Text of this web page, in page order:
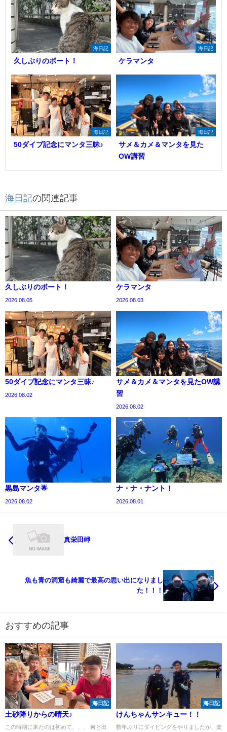
海日記
久しぶりのボート！
海日記
ケラマンタ
海日記
50ダイブ記念にマンタ三昧♪
海日記
サメ＆カメ＆マンタを見た
OW講習
海日記の関連記事
久しぶりのボート！
2026.08.05
ケラマンタ
2026.08.03
50ダイブ記念にマンタ三昧♪
2026.08.02
サメ＆カメ＆マンタを見たOW講
習
2026.08.02
黒島マンタ🌟
2026.08.02
ナ・ナ・ナント！
2026.08.01
真栄田岬
魚も青の洞窟も綺麗で最高の思い出になりまし
た！！！
おすすめの記事
海日記
土砂降りからの晴天♪
この時期に来たのは初めて、、、 何と出
海日記
けんちゃんサンキュー！！
数年ぶりにダイビングをやりましたが、楽